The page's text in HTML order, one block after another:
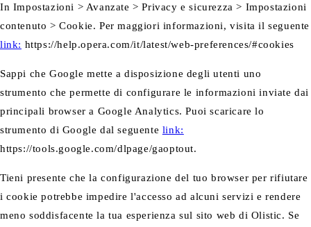
In Impostazioni > Avanzate > Privacy e sicurezza > Impostazioni
contenuto > Cookie. Per maggiori informazioni, visita il seguente
link: https://help.opera.com/it/latest/web-preferences/#cookies
Sappi che Google mette a disposizione degli utenti uno
strumento che permette di configurare le informazioni inviate dai
principali browser a Google Analytics. Puoi scaricare lo
strumento di Google dal seguente link:
https://tools.google.com/dlpage/gaoptout.
Tieni presente che la configurazione del tuo browser per rifiutare
i cookie potrebbe impedire l'accesso ad alcuni servizi e rendere
meno soddisfacente la tua esperienza sul sito web di Olistic. Se